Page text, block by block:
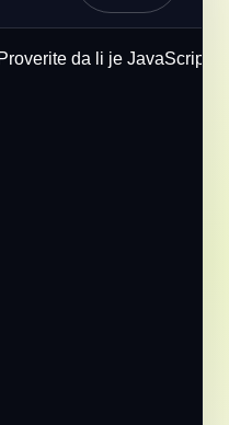
da li je JavaScript